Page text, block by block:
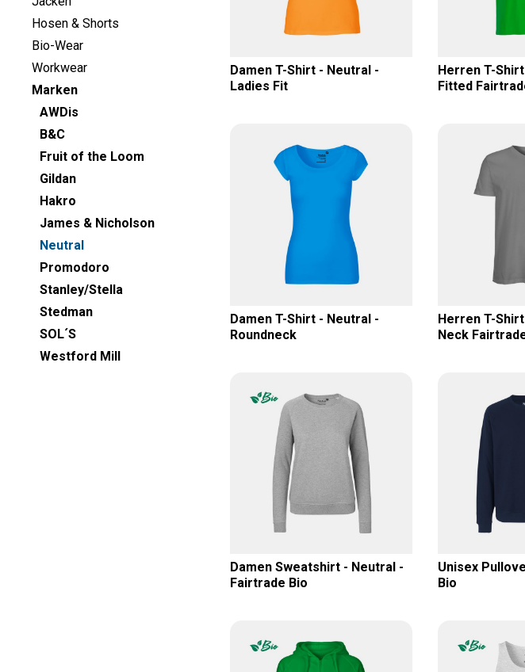
Hosen & Shorts
Bio-Wear
Workwear
Marken
AWDis
B&C
Fruit of the Loom
Gildan
Hakro
James & Nicholson
Neutral
Promodoro
Stanley/Stella
Stedman
SOL´S
Westford Mill
Damen T-Shirt - Neutral -
Ladies Fit
Herren T-
Fitted
Damen T-Shirt - Neutral -
Roundneck
Herren T-
Neck
Damen Sweatshirt - Neutral -
Fairtrade Bio
Unisex
Bio
104 (1)
116 (1)
128 (1)
152 (1)
(6)
(5)